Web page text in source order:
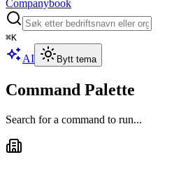
Companybook
⌘K
AI Bytt tema
Command Palette
Search for a command to run...